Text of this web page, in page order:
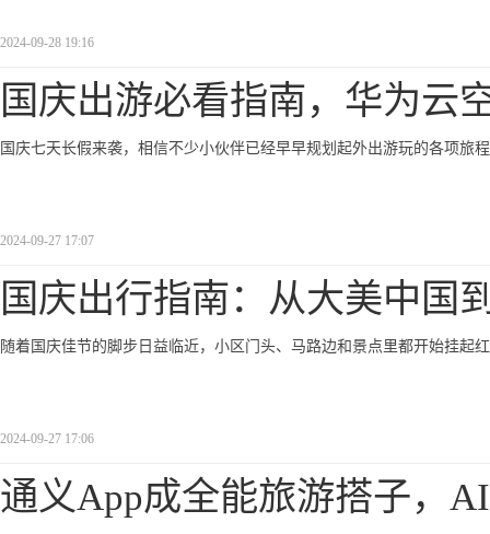
2024-09-28 19:16
国庆出游必看指南，华为云
国庆七天长假来袭，相信不少小伙伴已经早早规划起外出游玩的各项旅
2024-09-27 17:07
国庆出行指南：从大美中国
随着国庆佳节的脚步日益临近，小区门头、马路边和景点里都开始挂起
2024-09-27 17:06
通义App成全能旅游搭子，